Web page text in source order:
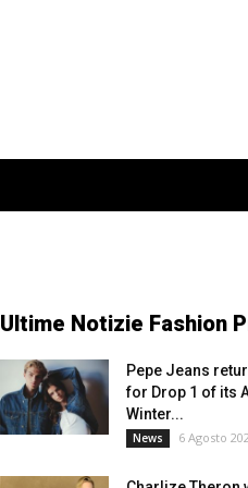
Ultime Notizie Fashion
Pepe Jeans
for Drop 1 of its
Winter...
News 6 Agosto